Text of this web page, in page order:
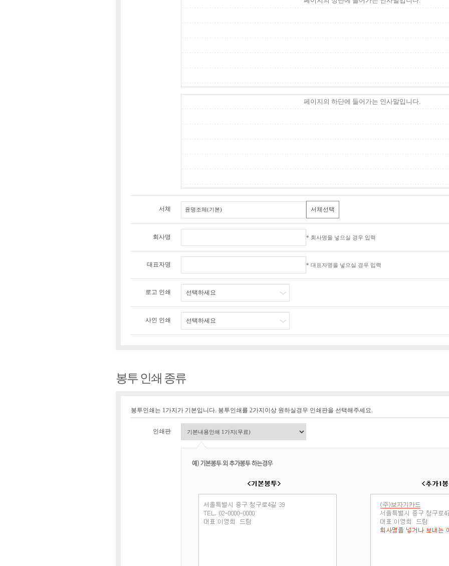
서체 서체선택
회사명 * 회사명을 넣으실 경우 입력
대표자명 * 대표자명을 넣으실 경우 입력
로고 인쇄 선택하세요
사인 인쇄 선택하세요
봉투 인쇄 종류
봉투인쇄는 1가지가 기본입니다. 봉투인쇄를 2가지이상 원하실경우 인쇄판을 선택해주세요.
인쇄판